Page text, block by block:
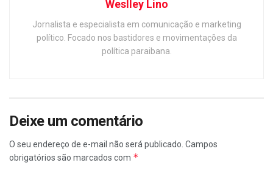
Weslley Lino
Jornalista e especialista em comunicação e marketing
político. Focado nos bastidores e movimentações da
política paraibana.
Deixe um comentário
O seu endereço de e-mail não será publicado. Campos
obrigatórios são marcados com *